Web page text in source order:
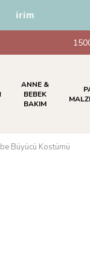
ANNE &
BEBEK
BAKIM
Büyücü Kostümü